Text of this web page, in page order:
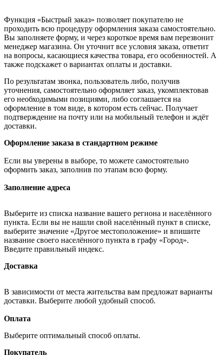
Функция «Быстрый заказ» позволяет покупателю не
проходить всю процедуру оформления заказа самостоятельно.
Вы заполняете форму, и через короткое время вам перезвонит
менеджер магазина. Он уточнит все условия заказа, ответит
на вопросы, касающиеся качества товара, его особенностей. А
также подскажет о вариантах оплаты и доставки.
По результатам звонка, пользователь либо, получив
уточнения, самостоятельно оформляет заказ, укомплектовав
его необходимыми позициями, либо соглашается на
оформление в том виде, в котором есть сейчас. Получает
подтверждение на почту или на мобильный телефон и ждёт
доставки.
Оформление заказа в стандартном режиме
Если вы уверены в выборе, то можете самостоятельно
оформить заказ, заполнив по этапам всю форму.
Заполнение адреса
Выберите из списка название вашего региона и населённого
пункта. Если вы не нашли свой населённый пункт в списке,
выберите значение «Другое местоположение» и впишите
название своего населённого пункта в графу «Город».
Введите правильный индекс.
Доставка
В зависимости от места жительства вам предложат варианты
доставки. Выберите любой удобный способ.
Оплата
Выберите оптимальный способ оплаты.
Покупатель